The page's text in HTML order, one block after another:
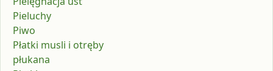
Pieluchy
Piwo
Płatki musli i otręby
płukana